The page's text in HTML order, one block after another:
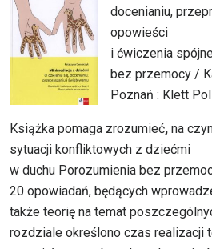
docenianiu,
opowieści
i ćwiczenia
bez przemocy /
Poznań : Klett
Książka pomaga zrozumieć, na
sytuacji konfliktowych z dziećmi
w duchu Porozumienia bez
20 opowiadań, będących
także teorię na temat
rozdziale określono czas realizacji